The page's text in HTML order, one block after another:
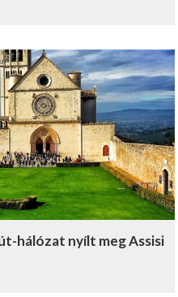
hálózat nyílt meg Assisi